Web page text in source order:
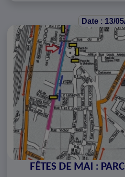
Date : 13/
FÊTES DE MAI :